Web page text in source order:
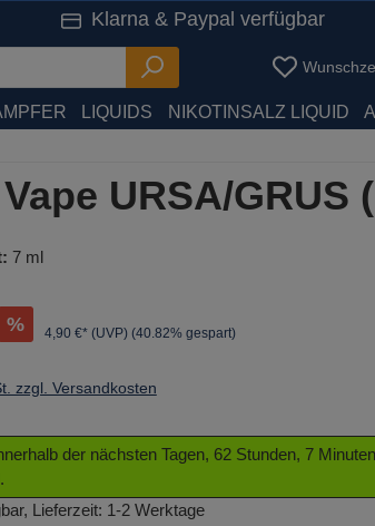
Klarna & Paypal verfügbar
LIQUIDS NIKOTINSALZ LIQUID
URSA/GRUS
7 ml
% 4,90 €* (UVP) (40.82% gespart)
zzgl. Versandkosten
der nächsten Tagen, 62 Stunden, 7
Lieferzeit: 1-2 Werktage